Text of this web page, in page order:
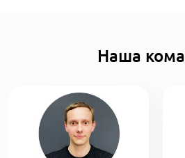
Наша